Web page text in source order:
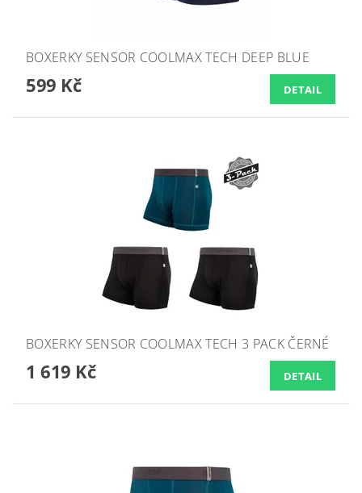
BOXERKY SENSOR COOLMAX TECH DEEP BLUE
599 Kč DETAIL
BOXERKY SENSOR COOLMAX TECH 3 PACK ČERNÉ
1 619 Kč DETAIL